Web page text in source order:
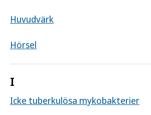
Huvudvärk
Hörsel
I
Icke tuberkulösa mykobakterier